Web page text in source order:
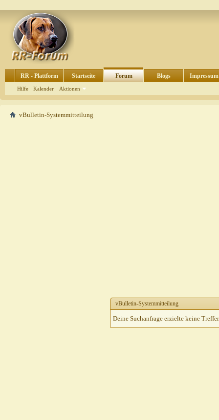
RR - Plattform Startseite Forum
Hilfe Kalender Aktionen
Blogs Impressum
vBulletin-Systemmitteilung
vBulletin-Systemmitteilung
Deine Suchanfrage erzielte keine